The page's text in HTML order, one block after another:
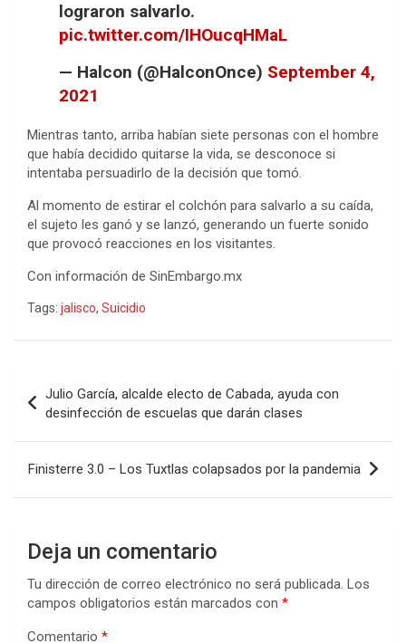
lograron salvarlo.
pic.twitter.com/IHOucqHMaL
— Halcon (@HalconOnce) September 4,
2021
Mientras tanto, arriba habían siete personas con el hombre
que había decidido quitarse la vida, se desconoce si
intentaba persuadirlo de la decisión que tomó.
Al momento de estirar el colchón para salvarlo a su caída,
el sujeto les ganó y se lanzó, generando un fuerte sonido
que provocó reacciones en los visitantes.
Con información de SinEmbargo.mx
Tags: jalisco, Suicidio
de
entradas
Julio García, alcalde electo de Cabada, ayuda con
desinfección de escuelas que darán clases
Finisterre 3.0 – Los Tuxtlas colapsados por la pandemia
Deja un comentario
Tu dirección de correo electrónico no será publicada. Los
campos obligatorios están marcados con *
Comentario *